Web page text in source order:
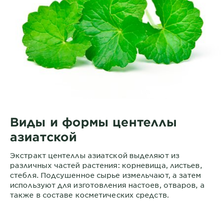
Виды и формы центеллы
азиатской
Экстракт центеллы азиатской выделяют из
различных частей растения: корневища, листьев,
стебля. Подсушенное сырье измельчают, а затем
используют для изготовления настоев, отваров, а
также в составе косметических средств.